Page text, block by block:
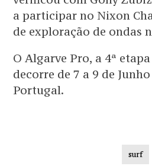
a participar no Nixon
de exploração de ondas
O Algarve Pro, a 4ª
decorre de 7 a 9 de
Portugal.
surf